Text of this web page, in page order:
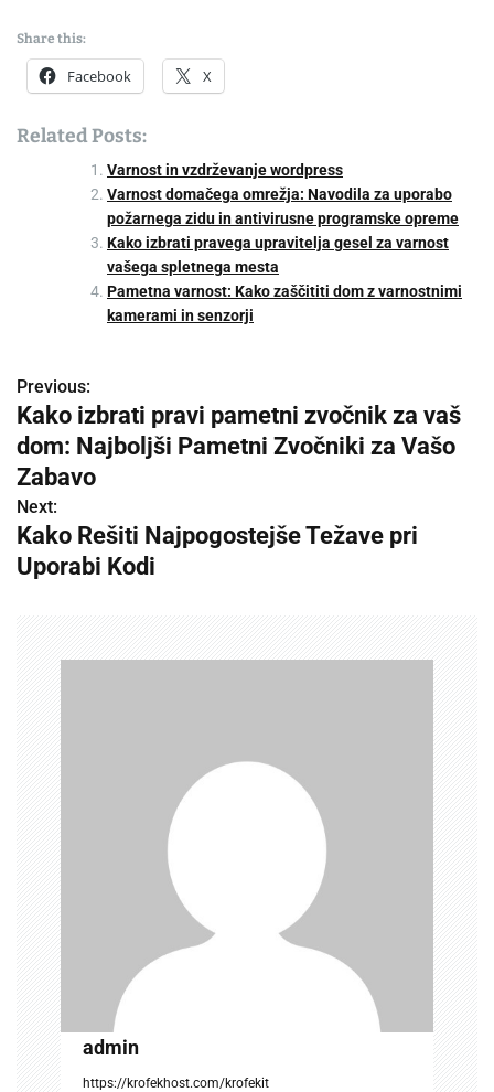
Share this:
Facebook X
Related Posts:
Varnost in vzdrževanje wordpress
Varnost domačega omrežja: Navodila za uporabo
požarnega zidu in antivirusne programske opreme
Kako izbrati pravega upravitelja gesel za varnost
vašega spletnega mesta
Pametna varnost: Kako zaščititi dom z varnostnimi
kamerami in senzorji
P
o
s
t
n
Previous:
Kako izbrati pravi pametni zvočnik za vaš
dom: Najboljši Pametni Zvočniki za Vašo
Zabavo
Next:
Kako Rešiti Najpogostejše Težave pri
Uporabi Kodi
admin
https://krofekhost.com/krofekit